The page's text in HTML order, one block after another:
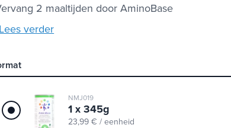
2 maaltijden door AminoBase
Lees verder
NMJ019
1 x 345g
23,99 € / eenheid